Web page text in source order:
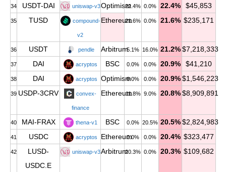
34 USDT-DAI uniswap-v3Optimism22.4% 0.0% 22.4% $45,853
35 TUSD compound-
v2
Ethereum21.6% 0.0% 21.6% $235,171
36 USDT pendle Arbitrum5.1% 16.0% 21.2% $7,218,333
37 DAI acryptos BSC 0.0% 0.0% 20.9% $41,210
38 DAI acryptos Optimism0.0% 0.0% 20.9% $1,546,223
39 USDP-3CRV convex-
finance
Ethereum11.8% 9.0% 20.8% $8,909,891
40 MAI-FRAX thena-v1 BSC 0.0% 20.5% 20.5% $2,824,983
41 USDC acryptos Ethereum0.0% 0.0% 20.4% $323,477
42
LUSD-
USDC.E
uniswap-v3Arbitrum20.3% 0.0% 20.3% $109,682